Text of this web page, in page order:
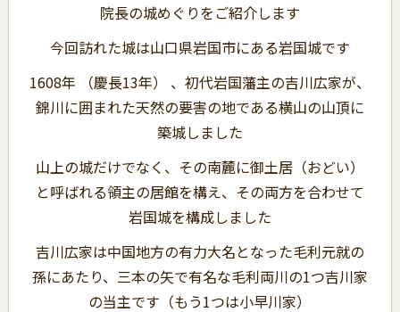
院長の城めぐりをご紹介します
今回訪れた城は山口県岩国市にある岩国城です
1608年 （慶長13年） 、初代岩国藩主の吉川広家が、
錦川に囲まれた天然の要害の地である横山の山頂に
築城しました
山上の城だけでなく、その南麓に御土居（おどい）
と呼ばれる領主の居館を構え、その両方を合わせて
岩国城を構成しました
吉川広家は中国地方の有力大名となった毛利元就の
孫にあたり、三本の矢で有名な毛利両川の1つ吉川家
の当主です（もう1つは小早川家）